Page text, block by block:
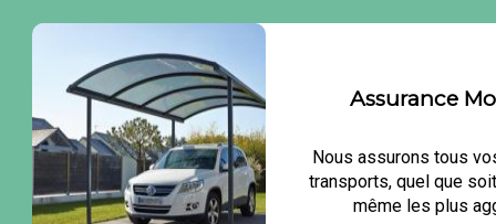
Assurance
Nous assurons tous
transports, quel que
même les plus